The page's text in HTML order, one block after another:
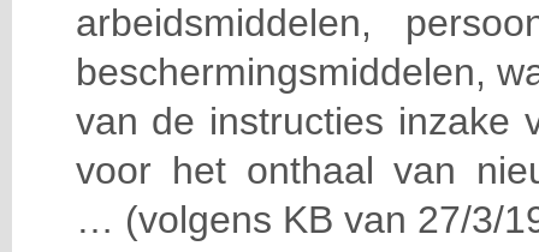
arbeidsmiddelen,
beschermingsmiddelen,
van de instructies inzake
voor het onthaal van
… (volgens KB van 27/3/